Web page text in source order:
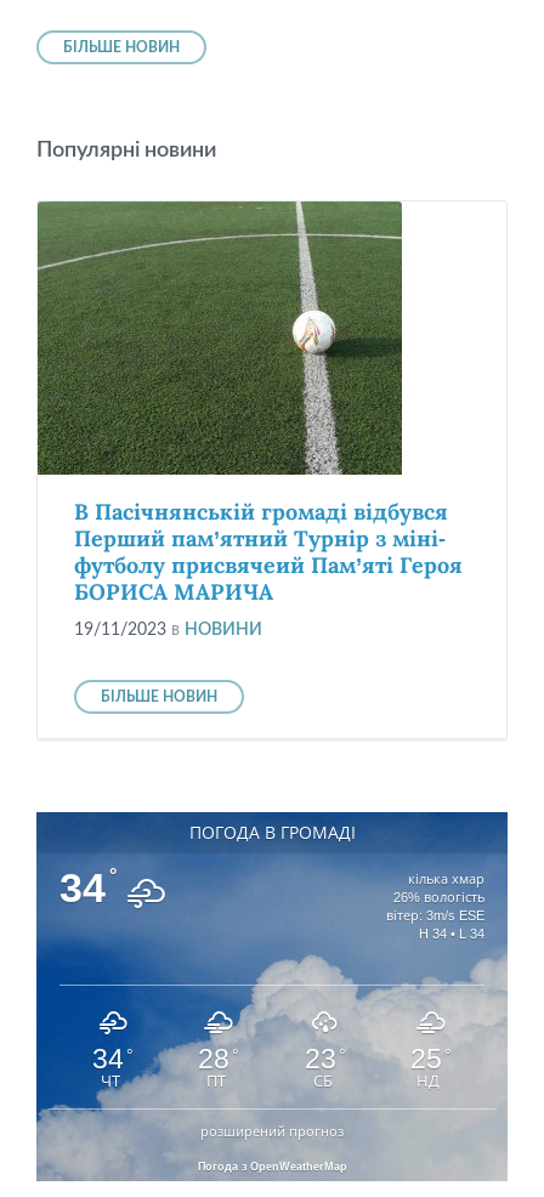
БІЛЬШЕ НОВИН
Популярні новини
В Пасічнянській громаді відбувся
Перший пам’ятний Турнір з міні-
футболу присвячеий Пам’яті Героя
БОРИСА МАРИЧА
19/11/2023 в НОВИНИ
БІЛЬШЕ НОВИН
ПОГОДА В ГРОМАДІ
34°
кілька хмар
26% вологість
вітер: 3m/s ESE
H 34 • L 34
34 °
ЧТ
28°
ПТ
23 °
СБ
25 °
НД
розширений прогноз
Погода з OpenWeatherMap